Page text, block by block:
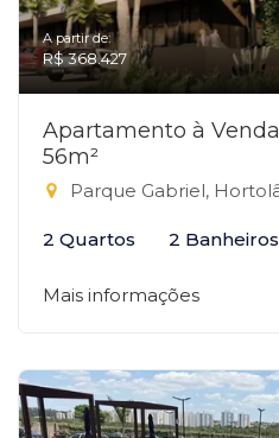
A partir de:
R$ 368.427
Apartamento à
56m²
Parque Gabriel,
2 Quartos 2 Banheiros
Mais informações